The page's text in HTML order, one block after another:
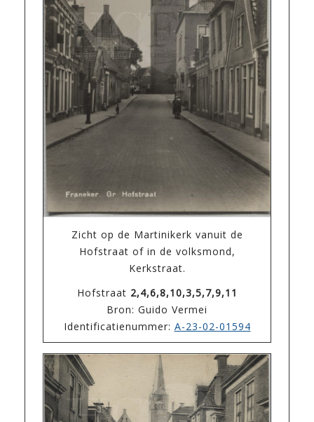
Zicht op de Martinikerk vanuit de
Hofstraat of in de volksmond,
Kerkstraat.
Hofstraat 2,4,6,8,10,3,5,7,9,11
Bron: Guido Vermei
Identificatienummer: A-23-02-01594